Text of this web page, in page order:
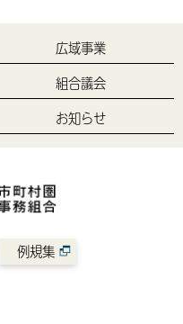
広域事業
組合議会
お知らせ
例規集